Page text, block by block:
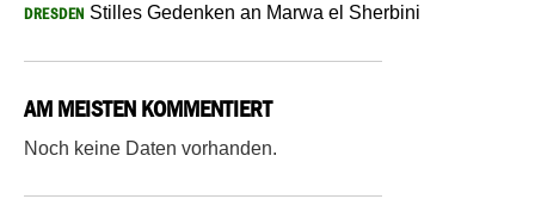
DRESDEN Stilles Gedenken an Marwa el Sherbini
AM MEISTEN KOMMENTIERT
Noch keine Daten vorhanden.